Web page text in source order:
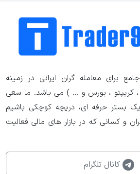
برای معامله گران ایرانی در زمینه
، کریپتو ، بورس و ... ) می باشد. ما سعی
یک بستر حرفه ای، دریچه کوچکی باشیم
و کسانی که در بازار های مالی فعالیت
کانال تلگرام